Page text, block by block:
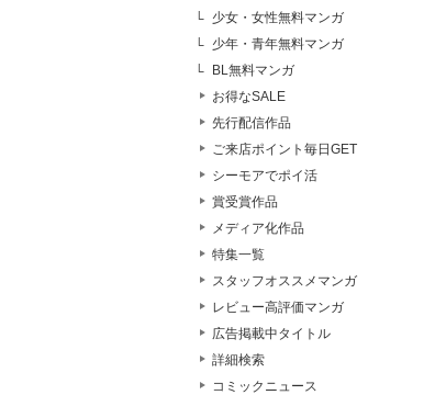
少女・女性無料マンガ
少年・青年無料マンガ
BL無料マンガ
お得なSALE
先行配信作品
ご来店ポイント毎日GET
シーモアでポイ活
賞受賞作品
メディア化作品
特集一覧
スタッフオススメマンガ
レビュー高評価マンガ
広告掲載中タイトル
詳細検索
コミックニュース